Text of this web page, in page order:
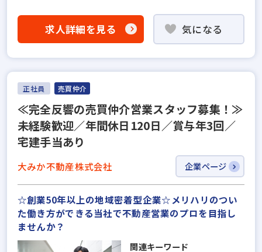
求人詳細を見る 気になる
正社員 売買仲介
≪完全反響の売買仲介営業スタッフ募集！≫
未経験歓迎／年間休日120日／賞与年3回／
宅建手当あり
大みか不動産株式会社 企業ページ
☆創業50年以上の地域密着型企業☆メリハリのつい
た働き方ができる当社で不動産営業のプロを目指し
ませんか？
関連キーワード